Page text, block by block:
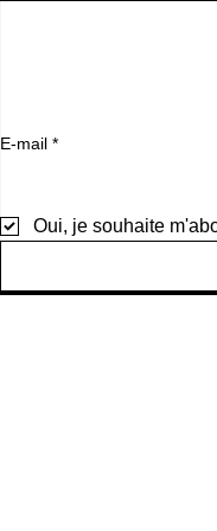
E-mail *
Oui, je souhaite